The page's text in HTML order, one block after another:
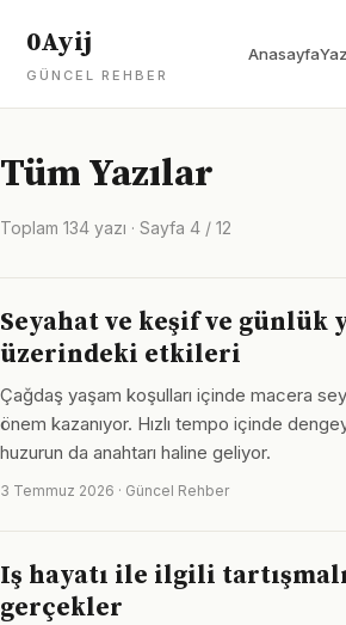
0Ayij
GÜNCEL REHBER
Anasayfa
Tüm Yazılar
Toplam 134 yazı · Sayfa 4 / 12
Seyahat ve keşif ve günlük
üzerindeki etkileri
Çağdaş yaşam koşulları içinde macera
önem kazanıyor. Hızlı tempo içinde
huzurun da anahtarı haline geliyor.
3 Temmuz 2026 · Güncel Rehber
Iş hayatı ile ilgili
gerçekler